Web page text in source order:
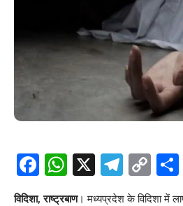
Facebook
WhatsApp
X
Link
विदिशा, राष्ट्रबाण। मध्यप्रदेश के विदिशा में